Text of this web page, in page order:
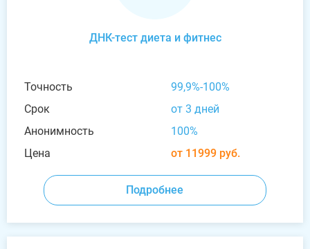
ДНК-тест диета и фитнес
Точность
99,9%-100%
Срок
от 3 дней
Анонимность
100%
Цена
от 11999 руб.
Подробнее